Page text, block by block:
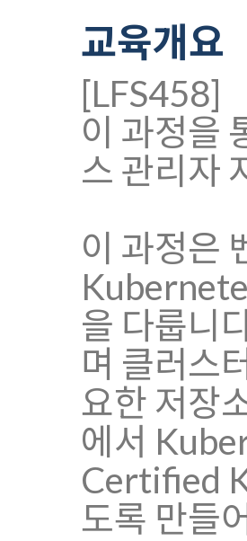
교육개요
[LFS458]
이 과정을
스 관리자
이 과정은
을 다룹니
며 클러스
요한 저장
에서
Certified
도록 만들